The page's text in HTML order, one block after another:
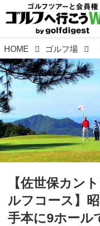
HOME ゴルフ場
【佐世保カン
ルフコース】
手本に9ホール